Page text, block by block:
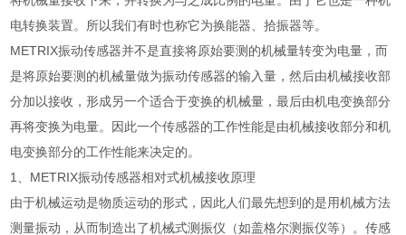
电转换装置。所以我们有时也称它为换能器、拾振器等。
METRIX振动传感器并不是直接将原始要测的机械量转变为电量，而
是将原始要测的机械量做为振动传感器的输入量，然后由机械接收部
分加以接收，形成另一个适合于变换的机械量，最后由机电变换部分
再将变换为电量。因此一个传感器的工作性能是由机械接收部分和机
电变换部分的工作性能来决定的。
1、METRIX振动传感器相对式机械接收原理
由于机械运动是物质运动的形式，因此人们最先想到的是用机械方法
测量振动，从而制造出了机械式测振仪（如盖格尔测振仪等）。传感